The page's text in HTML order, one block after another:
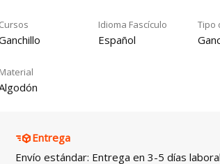
Cursos Idioma Fascículo
Español
Tipo
Material
Entrega
Envío estándar: Entrega en 3-5 días